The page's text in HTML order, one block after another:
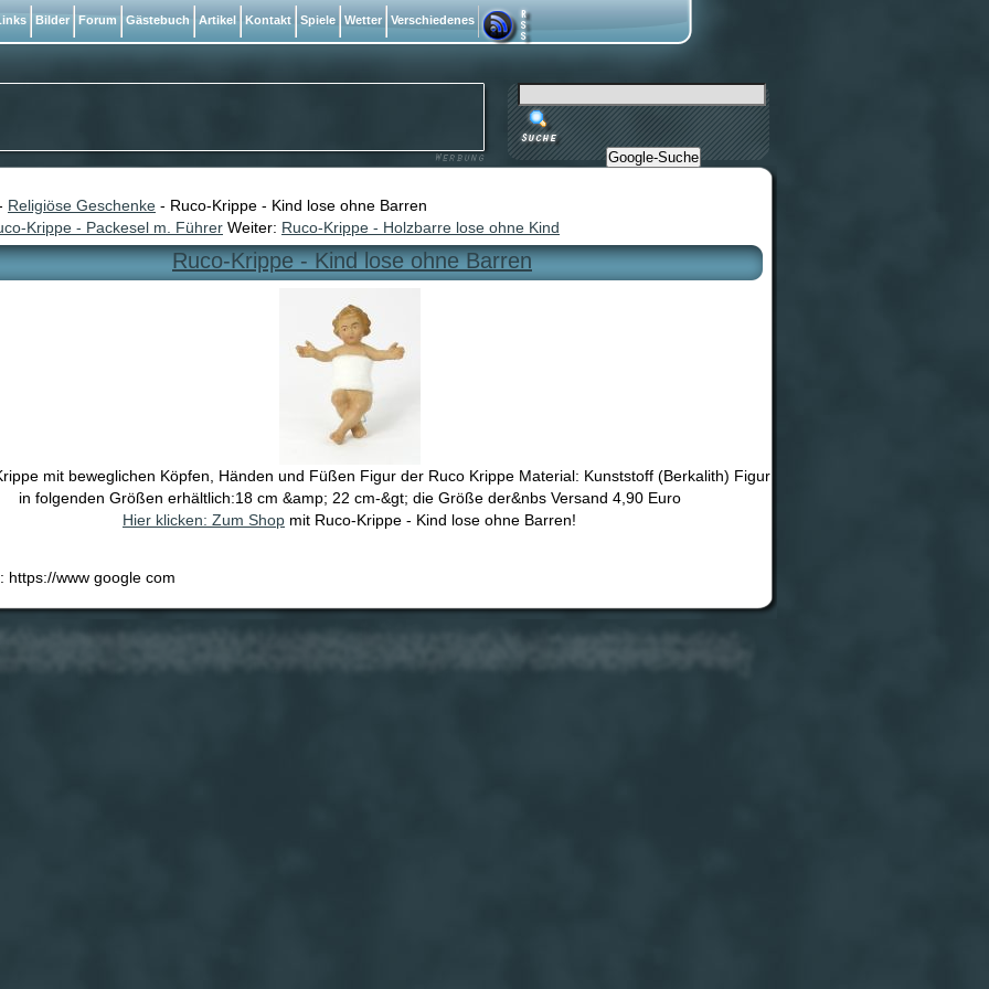
Religiöse Geschenke - Ruco-Krippe - Kind lose ohne Barren
Krippe - Packesel m. Führer Weiter: Ruco-Krippe - Holzbarre lose ohne Kind
Ruco-Krippe - Kind lose ohne Barren
mit beweglichen Köpfen, Händen und Füßen Figur der Ruco Krippe Material: Kunststoff (Berkalith) Figur
in folgenden Größen erhältlich:18 cm &amp; 22 cm-&gt; die Größe der&nbs Versand 4,90 Euro
Hier klicken: Zum Shop mit Ruco-Krippe - Kind lose ohne Barren!
https://www google com
Bilder Forum Gästebuch Artikel Kontakt Spiele Wetter Verschiedenes
Google-Suche